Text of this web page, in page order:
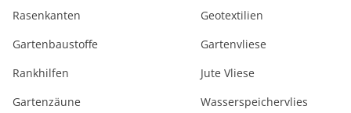
Rasenkanten
Gartenbaustoffe
Rankhilfen
Gartenzäune
Geotextilien
Gartenvliese
Jute Vliese
Wasserspeichervlies